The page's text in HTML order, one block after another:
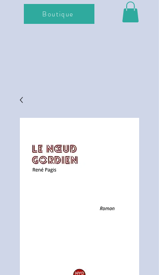
Boutique